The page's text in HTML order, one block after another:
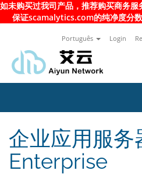
如未购买过我司产品，推荐购买商务
保证scamalytics.com的纯净度分
Português Login
企业应用服务
Enterprise